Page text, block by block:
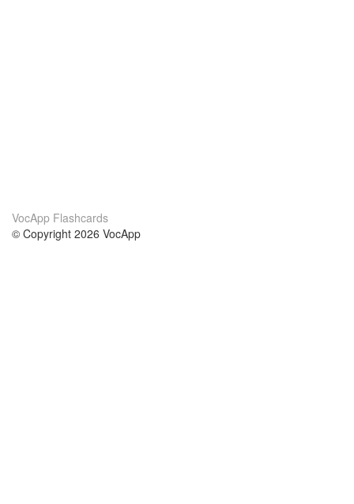
VocApp Flashcards
© Copyright 2026 VocApp